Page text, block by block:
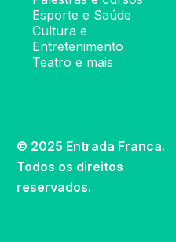
Esporte e Saúde
Cultura e
Entretenimento
Teatro e mais
© 2025 Entrada Franca.
Todos os direitos
reservados.